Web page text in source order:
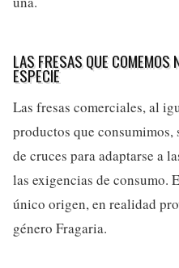
LAS FRESAS QUE COMEMOS
ESPECIE
Las fresas comerciales, al
productos que
de cruces para adaptarse a
las exigencias de consumo.
único origen, en realidad
género Fragaria.